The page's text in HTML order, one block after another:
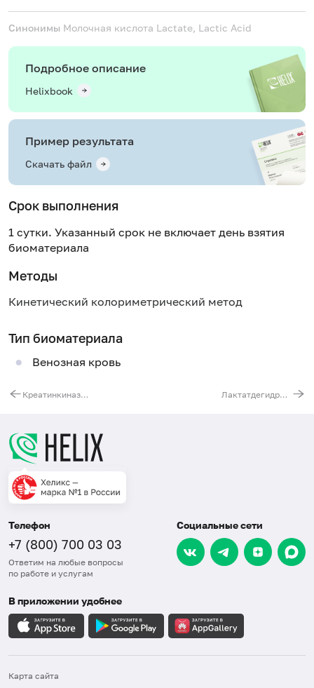
Синонимы Молочная кислота Lactate, Lactic Acid
Подробное описание
Helixbook
Пример результата
Скачать файл
Срок выполнения
1 сутки. Указанный срок не включает день взятия
биоматериала
Методы
Кинетический колориметрический метод
Тип биоматериала
Венозная кровь
Креатинкиназа MB Лактатдегидрогеназа (ЛДГ) общая
Телефон
+7 (800) 700 03 03
Ответим на любые вопросы
по работе и услугам
Социальные сети
В приложении удобнее
Карта сайта